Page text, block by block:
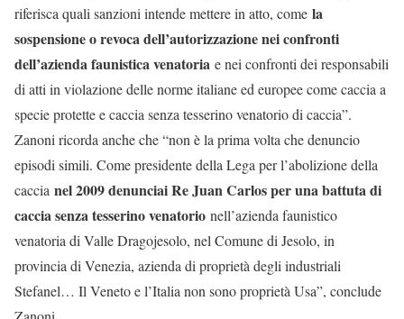
riferisca quali sanzioni intende mettere in atto, come la
sospensione o revoca dell’autorizzazione nei confronti
dell’azienda faunistica venatoria e nei confronti dei responsabili
di atti in violazione delle norme italiane ed europee come caccia a
specie protette e caccia senza tesserino venatorio di caccia”.
Zanoni ricorda anche che “non è la prima volta che denuncio
episodi simili. Come presidente della Lega per l’abolizione della
caccia nel 2009 denunciai Re Juan Carlos per una battuta di
caccia senza tesserino venatorio nell’azienda faunistico
venatoria di Valle Dragojesolo, nel Comune di Jesolo, in
provincia di Venezia, azienda di proprietà degli industriali
Stefanel… Il Veneto e l’Italia non sono proprietà Usa”, conclude